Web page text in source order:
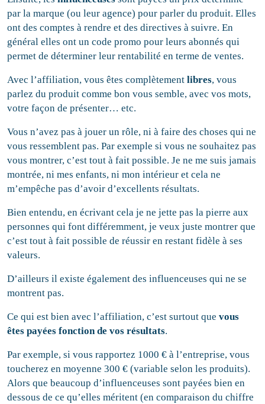
par la marque (ou leur agence) pour parler du produit. Elles
ont des comptes à rendre et des directives à suivre. En
général elles ont un code promo pour leurs abonnés qui
permet de déterminer leur rentabilité en terme de ventes.
Avec l’affiliation, vous êtes complètementlibres, vous
parlez du produit comme bon vous semble, avec vos mots,
votre façon de présenter… etc.
Vous n’avez pas à jouer un rôle, ni à faire des choses qui ne
vous ressemblent pas. Par exemple si vous ne souhaitez pas
vous montrer, c’est tout à fait possible. Je ne me suis jamais
montrée, ni mes enfants, ni mon intérieur et cela ne
m’empêche pas d’avoir d’excellents résultats.
Bien entendu, en écrivant cela je ne jette pas la pierre aux
personnes qui font différemment, je veux juste montrer que
c’est tout à fait possible de réussir en restant fidèle à ses
valeurs.
D’ailleurs il existe également des influenceuses qui ne se
montrent pas.
Ce qui est bien avec l’affiliation, c’est surtout quevous
êtes payées fonction de vos résultats.
Par exemple, si vous rapportez 1000 € à l’entreprise, vous
toucherez en moyenne 300 € (variable selon les produits).
Alors que beaucoup d’influenceuses sont payées bien en
dessous de ce qu’elles méritent (en comparaison du chiffre